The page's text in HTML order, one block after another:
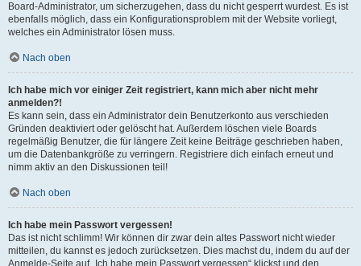
Board-Administrator, um sicherzugehen, dass du nicht gesperrt wurdest. Es ist
ebenfalls möglich, dass ein Konfigurationsproblem mit der Website vorliegt,
welches ein Administrator lösen muss.
Nach oben
Ich habe mich vor einiger Zeit registriert, kann mich aber nicht mehr
anmelden?!
Es kann sein, dass ein Administrator dein Benutzerkonto aus verschieden
Gründen deaktiviert oder gelöscht hat. Außerdem löschen viele Boards
regelmäßig Benutzer, die für längere Zeit keine Beiträge geschrieben haben,
um die Datenbankgröße zu verringern. Registriere dich einfach erneut und
nimm aktiv an den Diskussionen teil!
Nach oben
Ich habe mein Passwort vergessen!
Das ist nicht schlimm! Wir können dir zwar dein altes Passwort nicht wieder
mitteilen, du kannst es jedoch zurücksetzen. Dies machst du, indem du auf der
Anmelde-Seite auf „Ich habe mein Passwort vergessen“ klickst und den